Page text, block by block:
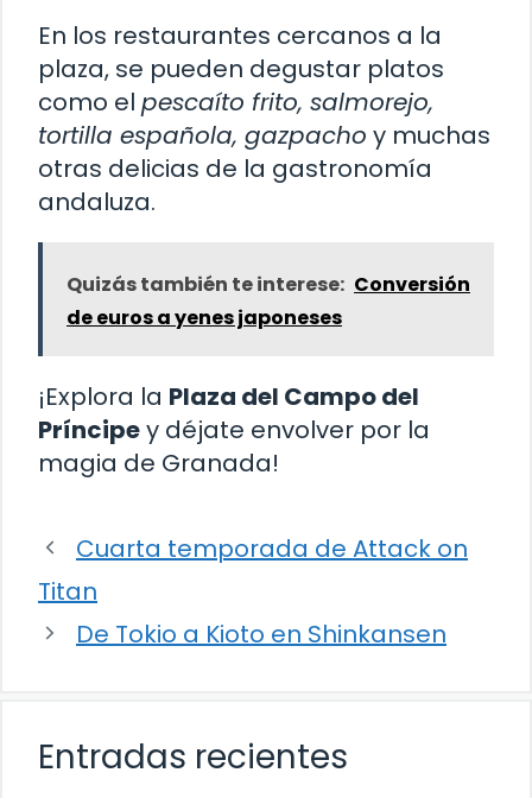
En los restaurantes cercanos a la
plaza, se pueden degustar platos
como el pescaíto frito, salmorejo,
tortilla española, gazpacho y muchas
otras delicias de la gastronomía
andaluza.
Quizás también te interese: Conversión
de euros a yenes japoneses
¡Explora la Plaza del Campo del
Príncipey déjate envolver por la
magia de Granada!
Cuarta temporada de Attack on
Titan
De Tokio a Kioto en Shinkansen
Entradas recientes